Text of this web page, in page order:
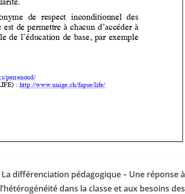
La différenciation pédagogique – Une réponse à
l’hétérogénéité dans la classe et aux besoins des